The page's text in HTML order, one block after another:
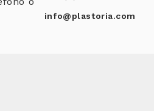
info@plastoria.com